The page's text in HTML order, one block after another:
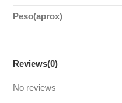
Peso(aprox)
Reviews(0)
No reviews